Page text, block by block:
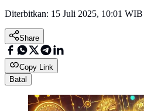
Diterbitkan: 15 Juli 2025, 10:01 WIB
Share
Copy Link
Batal